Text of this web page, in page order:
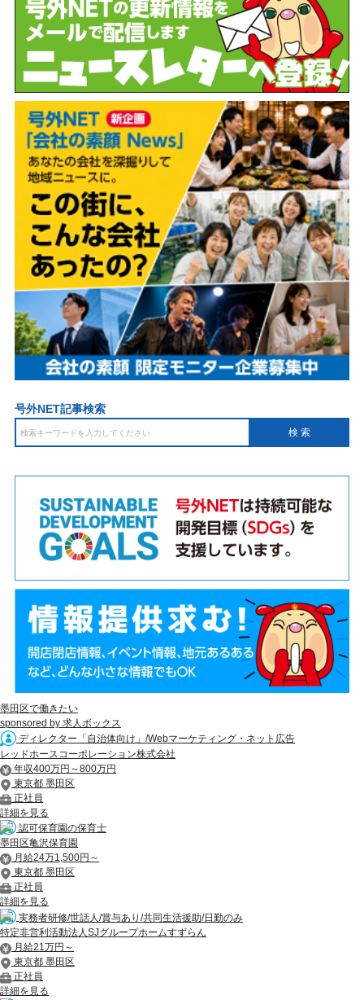
号外NET記事検索
墨田区で働きたい
sponsored by 求人ボックス
ディレクター「自治体向け」/Webマーケティング・ネット広告
レッドホースコーポレーション株式会社
年収400万円～800万円
東京都 墨田区
正社員
詳細を見る
認可保育園の保育士
墨田区亀沢保育園
月給24万1,500円～
東京都 墨田区
正社員
詳細を見る
実務者研修/世話人/賞与あり/共同生活援助/日勤のみ
特定非営利活動法人SJグループホームすずらん
月給21万円～
東京都 墨田区
正社員
詳細を見る